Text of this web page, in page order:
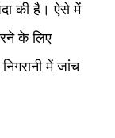
की है। ऐसे में
के लिए
में जांच